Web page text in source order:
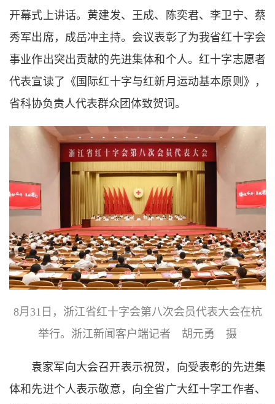
开幕式上讲话。黄建发、王成、陈奕君、李卫宁、蔡
秀军出席，成岳冲主持。会议表彰了为我省红十字会
事业作出突出贡献的先进集体和个人。红十字志愿者
代表宣读了《国际红十字与红新月运动基本原则》，
省科协负责人代表群众团体致贺词。
8月31日，浙江省红十字会第八次会员代表大会在杭
举行。浙江新闻客户端记者 胡元勇 摄
袁家军向大会召开表示祝贺，向受表彰的先进集
体和先进个人表示敬意，向全省广大红十字工作者、